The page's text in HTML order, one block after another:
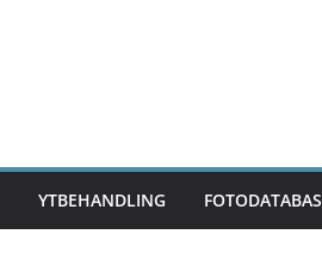
YTBEHANDLING FOTODATABAS